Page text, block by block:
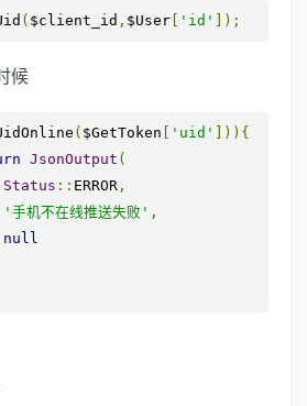
( $client_id , $User 'id' ]);
候
( $GetToken [ 'uid' ])){
JsonOutput (
Status :: ERROR ,
'手机不在线推送失败' ,
null